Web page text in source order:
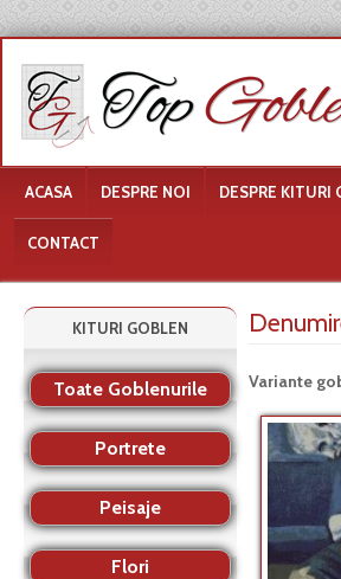
ACASA DESPRE NOI DESPRE KITURI
CONTACT
Variante
KITURI GOBLEN
Toate Goblenurile
Portrete
Peisaje
Flori